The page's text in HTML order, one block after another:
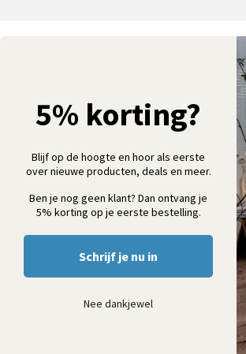
vloerkleed
tapijt
groen
outlet
Ontvang 5% korting
Schrijf je in voor onze
wooninspiratie,
5% korting?
Blijf op de hoogte en hoor als eerste
over nieuwe producten, deals en meer.
Ben je nog geen klant? Dan ontvang je
5% korting op je eerste bestelling.
Schrijf je nu in
Nee dankjewel